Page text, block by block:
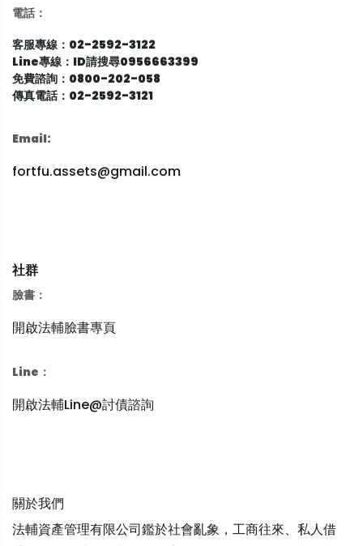
電話：
客服專線：02-2592-3122
Line專線：ID請搜尋0956663399
免費諮詢：0800-202-058
傳真電話：02-2592-3121
Email:
fortfu.assets@gmail.com
社群
臉書：
開啟法輔臉書專頁
Line：
開啟法輔Line@討債諮詢
關於我們
法輔資產管理有限公司鑑於社會亂象，工商往來、私人借